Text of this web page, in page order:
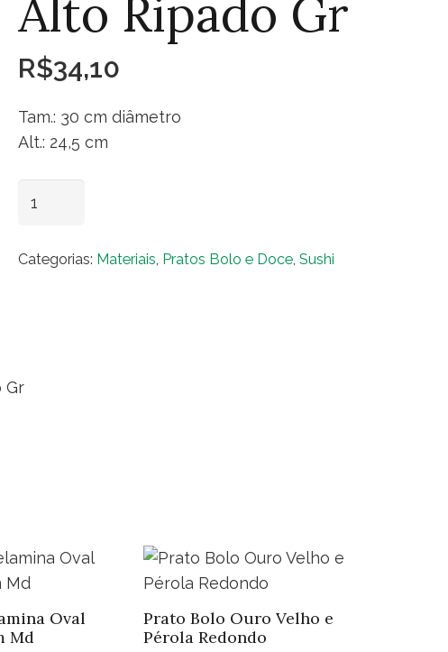
Alto Ripado Gr
R$34,10
Tam.: 30 cm diâmetro
Alt.: 24,5 cm
Redondo
quantidade
Categorias: Materiais Pratos Bolo e Doce, Sushi
Gr
Oval
Md
Prato Bolo Ouro Velho e
Pérola Redondo